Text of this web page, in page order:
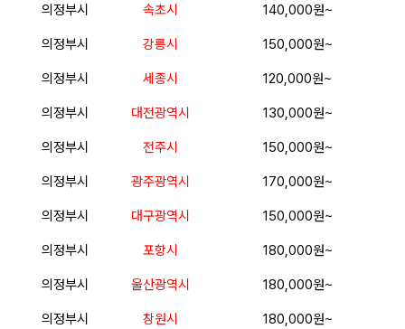
의정부시 속초시 140,000원~
의정부시 강릉시 150,000원~
의정부시 세종시 120,000원~
의정부시 대전광역시 130,000원~
의정부시 전주시 150,000원~
의정부시 광주광역시 170,000원~
의정부시 대구광역시 150,000원~
의정부시 포항시 180,000원~
의정부시 울산광역시 180,000원~
의정부시 창원시 180,000원~